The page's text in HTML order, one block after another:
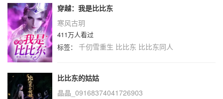
穿越：我是比比东
寒风古玥
411万人看过
标签： 千仞雪重生 比比东 比比东同人
比比东的姑姑
晶晶_09168374041726903